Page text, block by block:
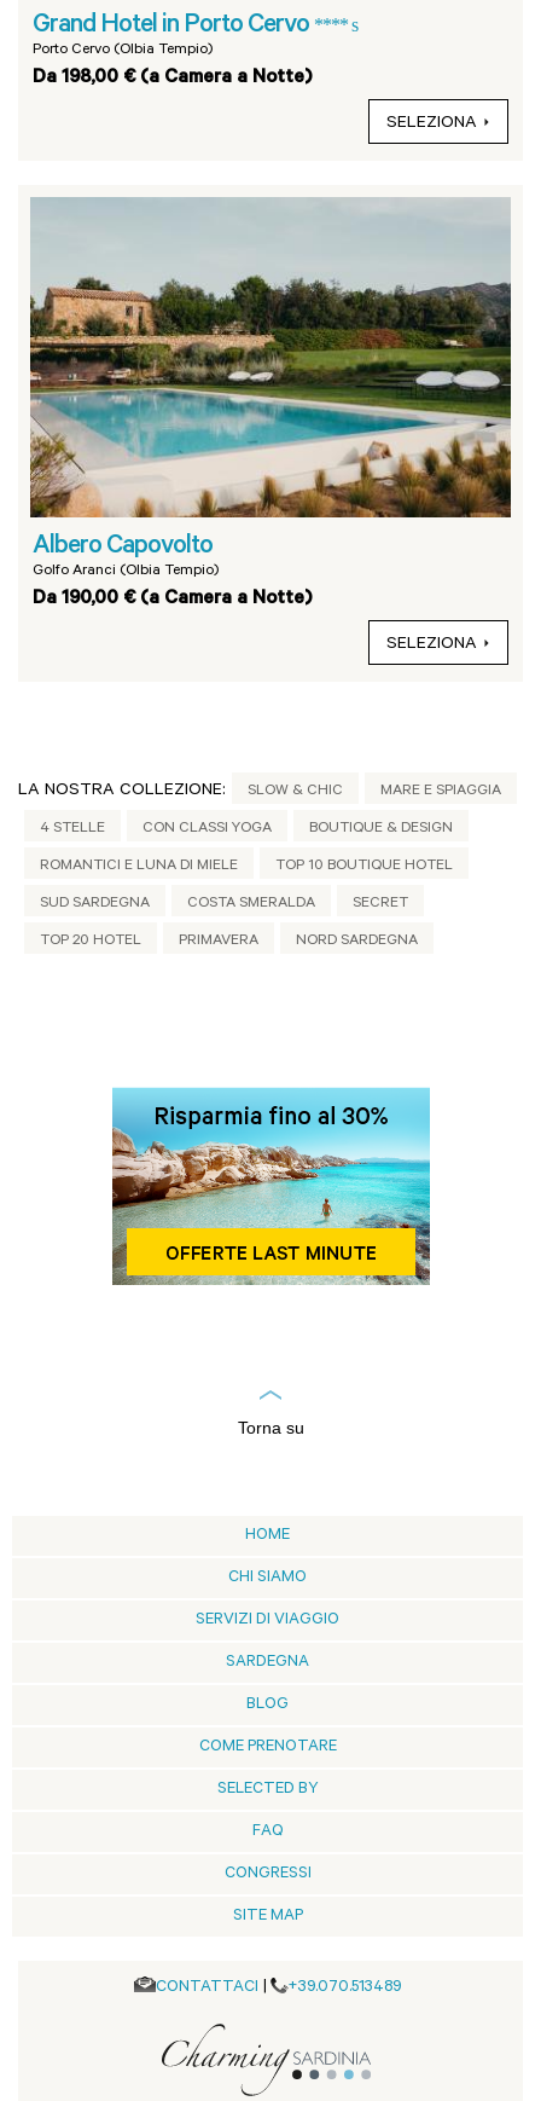
Grand Hotel in Porto Cervo **** s
Porto Cervo (Olbia Tempio)
Da 198,00 € (a Camera a Notte)
SELEZIONA
Albero Capovolto
Golfo Aranci (Olbia Tempio)
Da 190,00 € (a Camera a Notte)
SELEZIONA
LA NOSTRA COLLEZIONE: SLOW & CHIC MARE E SPIAGGIA
4 STELLE CON CLASSI YOGA BOUTIQUE & DESIGN
ROMANTICI E LUNA DI MIELE TOP 10 BOUTIQUE HOTEL
SUD SARDEGNA COSTA SMERALDA SECRET
TOP 20 HOTEL PRIMAVERA NORD SARDEGNA
Torna su
HOME
CHI SIAMO
SERVIZI DI VIAGGIO
SARDEGNA
BLOG
COME PRENOTARE
SELECTED BY
FAQ
CONGRESSI
SITE MAP
CONTATTACI +39.070.513489